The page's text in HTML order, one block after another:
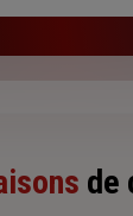
de